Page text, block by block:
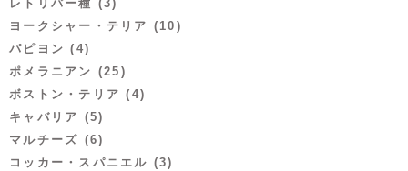
レトリバー種 (3)
ヨークシャー・テリア (10)
パピヨン (4)
ポメラニアン (25)
ボストン・テリア (4)
キャバリア (5)
マルチーズ (6)
コッカー・スパニエル (3)